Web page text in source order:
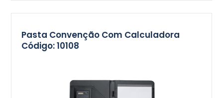
Pasta Convenção Com Calculadora
Código: 10108